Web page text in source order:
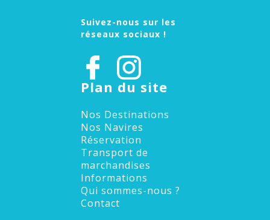
Suivez-nous sur les
réseaux sociaux !
Plan du site
Nos Destinations
Nos Navires
Réservation
Transport de
marchandises
Informations
Qui sommes-nous ?
Contact